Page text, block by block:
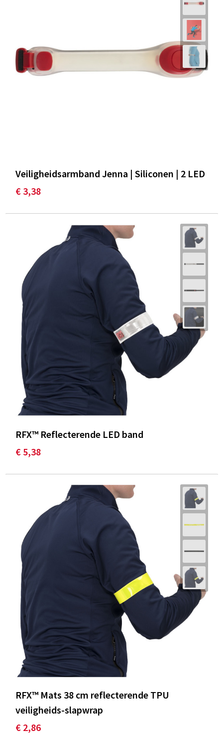
Veiligheidsarmband Jenna | Siliconen | 2 LED
€ 3,38
RFX™ Reflecterende LED band
€ 5,38
RFX™ Mats 38 cm reflecterende TPU
veiligheids-slapwrap
€ 2,86